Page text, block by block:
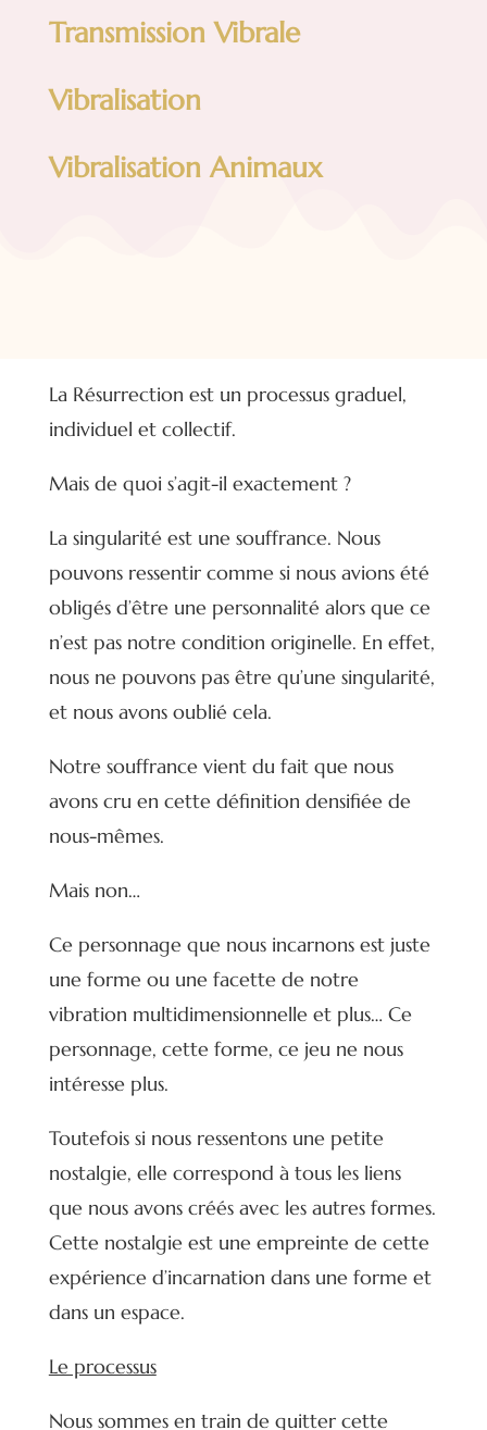
Transmission Vibrale
Vibralisation
Vibralisation Animaux
La Résurrection est un processus graduel,
individuel et collectif.
Mais de quoi s’agit-il exactement ?
La singularité est une souffrance. Nous
pouvons ressentir comme si nous avions été
obligés d’être une personnalité alors que ce
n’est pas notre condition originelle. En effet,
nous ne pouvons pas être qu’une singularité,
et nous avons oublié cela.
Notre souffrance vient du fait que nous
avons cru en cette définition densifiée de
nous-mêmes.
Mais non…
Ce personnage que nous incarnons est juste
une forme ou une facette de notre
vibration multidimensionnelle et plus… Ce
personnage, cette forme, ce jeu ne nous
intéresse plus.
Toutefois si nous ressentons une petite
nostalgie, elle correspond à tous les liens
que nous avons créés avec les autres formes.
Cette nostalgie est une empreinte de cette
expérience d’incarnation dans une forme et
dans un espace.
Le processus
Nous sommes en train de quitter cette